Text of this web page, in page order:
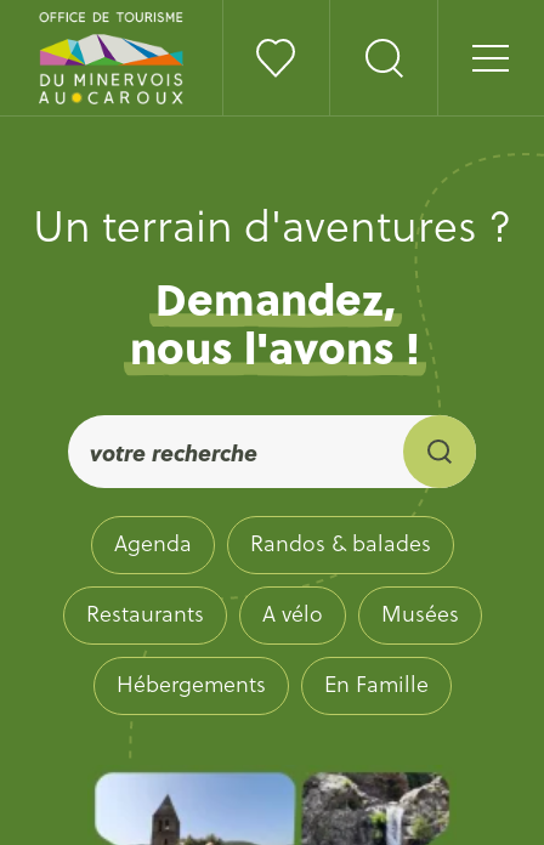
Un terrain d'aventures ?
Demandez,
nous l'avons !
Agenda Randos & balades
Restaurants A vélo Musées
Hébergements En Famille